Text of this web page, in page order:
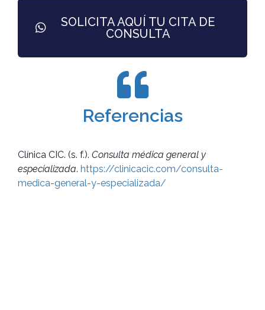
SOLICITA AQUÍ TU CITA DE
CONSULTA
Referencias
Clínica CIC. (s. f.). Consulta médica general y
especializada. https://clinicacic.com/consulta-
medica-general-y-especializada/